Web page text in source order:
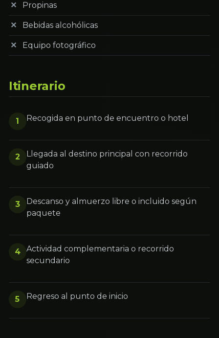
Propinas
Bebidas alcohólicas
Equipo fotográfico
Itinerario
1 Recogida en punto de encuentro o hotel
2
Llegada al destino principal con recorrido
guiado
3
Descanso y almuerzo libre o incluido según
paquete
4
Actividad complementaria o recorrido
secundario
5 Regreso al punto de inicio